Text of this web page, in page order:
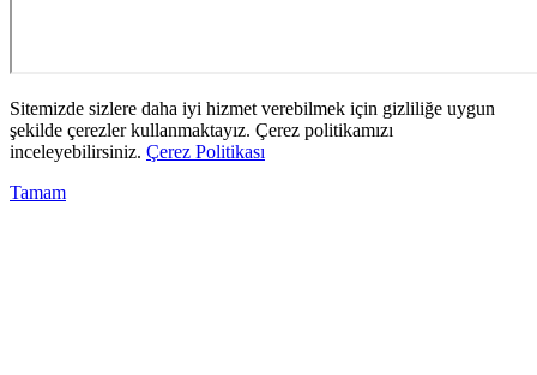
Sitemizde sizlere daha iyi hizmet verebilmek için gizliliğe uygun
şekilde çerezler kullanmaktayız. Çerez politikamızı
inceleyebilirsiniz. Çerez Politikası
Tamam